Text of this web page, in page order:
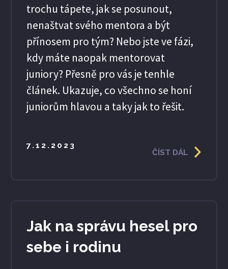
trochu tápete, jak se posunout,
nenaštvat svého mentora a být
přínosem pro tým? Nebo jste ve fázi,
kdy máte naopak mentorovat
juniory? Přesně pro vás je tenhle
článek. Ukazuje, co všechno se honí
juniorům hlavou a taky jak to řešit.
7.12.2023
ČÍST DÁL
Jak na správu hesel pro
sebe i rodinu